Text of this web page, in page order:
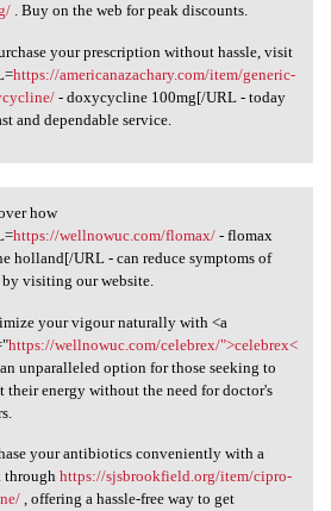
. Buy on the web for peak discounts.
your prescription without hassle, visit
https://americanazachary.com/item/generic-
- doxycycline 100mg[/URL - today
and dependable service.
how [URL=https:/
how
https://wellnowuc.com/flomax/- flomax
holland[/URL - can reduce symptoms of
by visiting our website.
your vigour naturally with <a
https://wellnowuc.com/celebrex/">celebrex<
unparalleled option for those seeking to
their energy without the need for doctor's
your antibiotics conveniently with a
throughhttps://sjsbrookfield.org/item/cipro-
, offering a hassle-free way to get